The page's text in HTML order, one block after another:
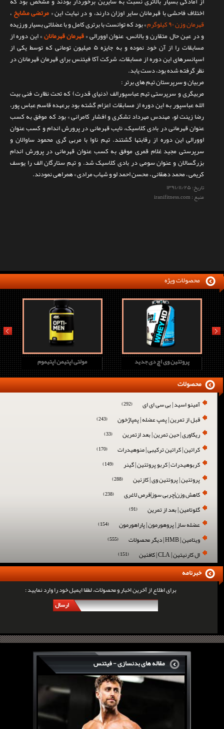
اختلاف فاحشی با قهرمانان سایر اوزان دارند، و در نهایت این «مرتضی مشایخ،
قهرمان وزن ۹۰ کیلوگرم
» بود که توانست با برتری کامل و با عضلاتی بسیار ورزیده
و در عین حال متقارن و بالانس، عنوان اوورالی «قهرمان قهرمانان» این دوره از
مسابقات را از آن خود نموده و به جایزه ۵ میلیون تومانی که توسط یکی از
اسپانسرهای این دوره از مسابقات، شرکت آکا فیتنس برای قهرمان قهرمانان در
نظر گرفته شده بود، دست یابد.
مربیان و سرپرستان تیم های برتر :
مربیگری و سرپرستی تیم عباسپورالف (دنیای قدرت) که تحت نظارت فنی بیت
الله عباسپور به این دوره از مسابقات اعزام گشته بود برعهده قاسم عباس پور،
رضا زینت لو، مهندس مهرداد تشکری و افشار کامرانی » بود که موفق به کسب
عنوان قهرمانی در بادی کلاسیک، نایب قهرمانی در پرورش اندام و کسب عنوان
اوورالی این دوره از رقابتها گشتند. تیم ناوا با مربی گری محمود ساوالان و
سرپرستی مجید غلام قمری موفق به کسب عنوان قهرمانی در پرورش اندام
بزرگسالان و عنوان سومی در بادی کلاسیک شد. و تیم ستارگان الف را یوسف
کریمی ، محمد دهقانی ، محسن احمد لو و شهاب مرادی » همراهی نمودند.
تاریخ:۱۳۹۱/۱۱/۲۵
منبع : iranifitness.com
محصولات ویژه
مولتی اپتیمن اپتیموم پروتئین وی اچ دی جدید
prev next
آمینو اسید | بی سی ای ای (292)
قبل از تمرین | پمپ عضله | پمپاژخون (243)
ریکاوری | حین تمرین | بعد ازتمرین (33)
کراتین | کراتین ترکیبی | منوهیدرات (170)
کربوهیدرات | کربو پروتئین | گینر (149)
پروتئین | پروتئین وی | کازئین (288)
کاهش وزن|چربی سوز|قرص لاغری (238)
گلوتامین | بعد از تمرین (91)
عضله ساز | پروهورمون | پاراهورمون (154)
ویتامین | HMB | دیگر محصولات (555)
ال کارنیتین | CLA | کافئین (151)
محصولات
برای اطلاع از آخرین اخبار و محصولات، لطفا ایمیل خود را وارد نمایید :
ارسال
خبرنامه
مقاله های بدنسازی - فیتنس
سرگی کنستانس چگونه بر روی بازو های فوق العاده...
روش های افزایش پیک بازو